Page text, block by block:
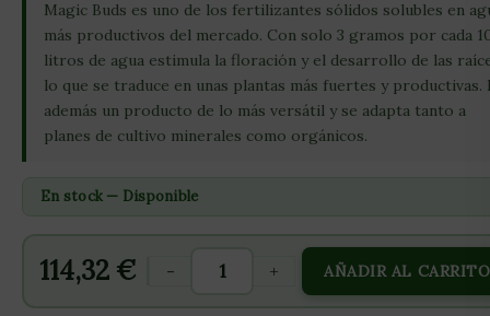
Magic Buds es uno de los fertilizantes sólidos solubles en
más productivos del mercado. Con solo 3 gramos por cada
litros de agua estimula la floración y el desarrollo de las
lo que se traduce en unas plantas más fuertes y productivas.
además un producto de lo más versátil y se adapta tanto a
planes de cultivo minerales como orgánicos.
En stock — Disponible
114,32 € - + AÑADIR AL CARRITO